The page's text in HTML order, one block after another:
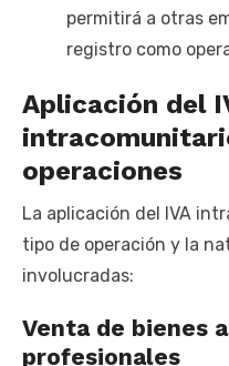
permitirá a otras
registro como
Aplicación del
operaciones
La aplicación del IVA
tipo de operación y la
involucradas:
Venta de bienes
profesionales